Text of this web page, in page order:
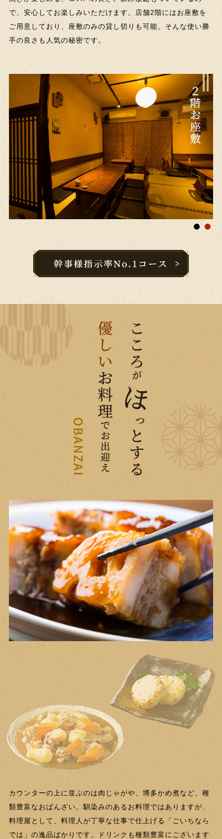
で、安心してお楽しみいただけます。店舗2階にはお座敷を
ご用意しており、座敷のみの貸し切りも可能。そんな使い勝
手の良さも人気の秘密です。
カウンターの上に並ぶのは肉じゃがや、博多かめ煮など、種
類豊富なおばんざい。馴染みのあるお料理ではありますが、
料理屋として、料理人が丁寧な仕事で仕上げる「ごいちなら
では」の逸品ばかりです。ドリンクも種類豊富にございます